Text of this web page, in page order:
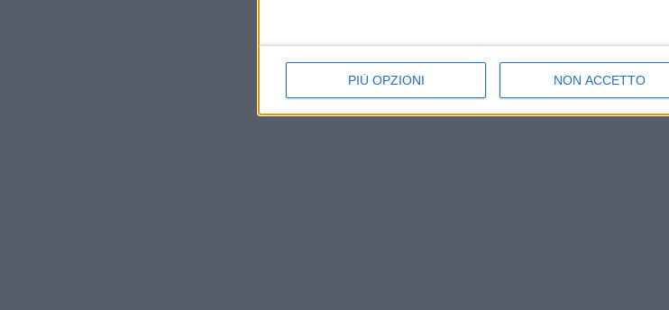
PIÙ OPZIONI NON ACCETTO